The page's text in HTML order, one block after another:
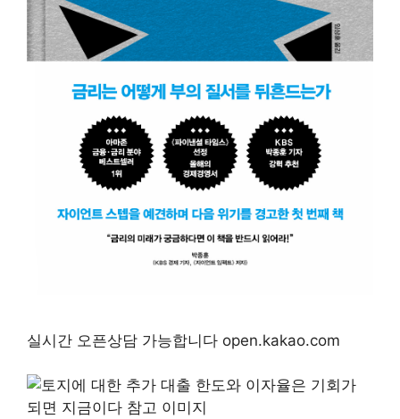
실시간 오픈상담 가능합니다 open.kakao.com